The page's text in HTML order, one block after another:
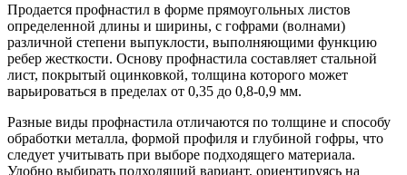
Продается профнастил в форме прямоугольных листов
определенной длины и ширины, с гофрами (волнами)
различной степени выпуклости, выполняющими функцию
ребер жесткости. Основу профнастила составляет стальной
лист, покрытый оцинковкой, толщина которого может
варьироваться в пределах от 0,35 до 0,8-0,9 мм.
Разные виды профнастила отличаются по толщине и способу
обработки металла, формой профиля и глубиной гофры, что
следует учитывать при выборе подходящего материала.
Удобно выбирать подходящий вариант, ориентируясь на